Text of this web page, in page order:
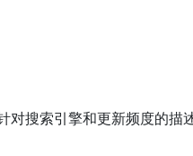
搜索引擎和更新频度的描